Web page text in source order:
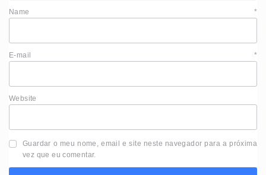
Name *
E-mail *
Website
Guardar o meu nome, email e site neste navegador para a próxima
vez que eu comentar.